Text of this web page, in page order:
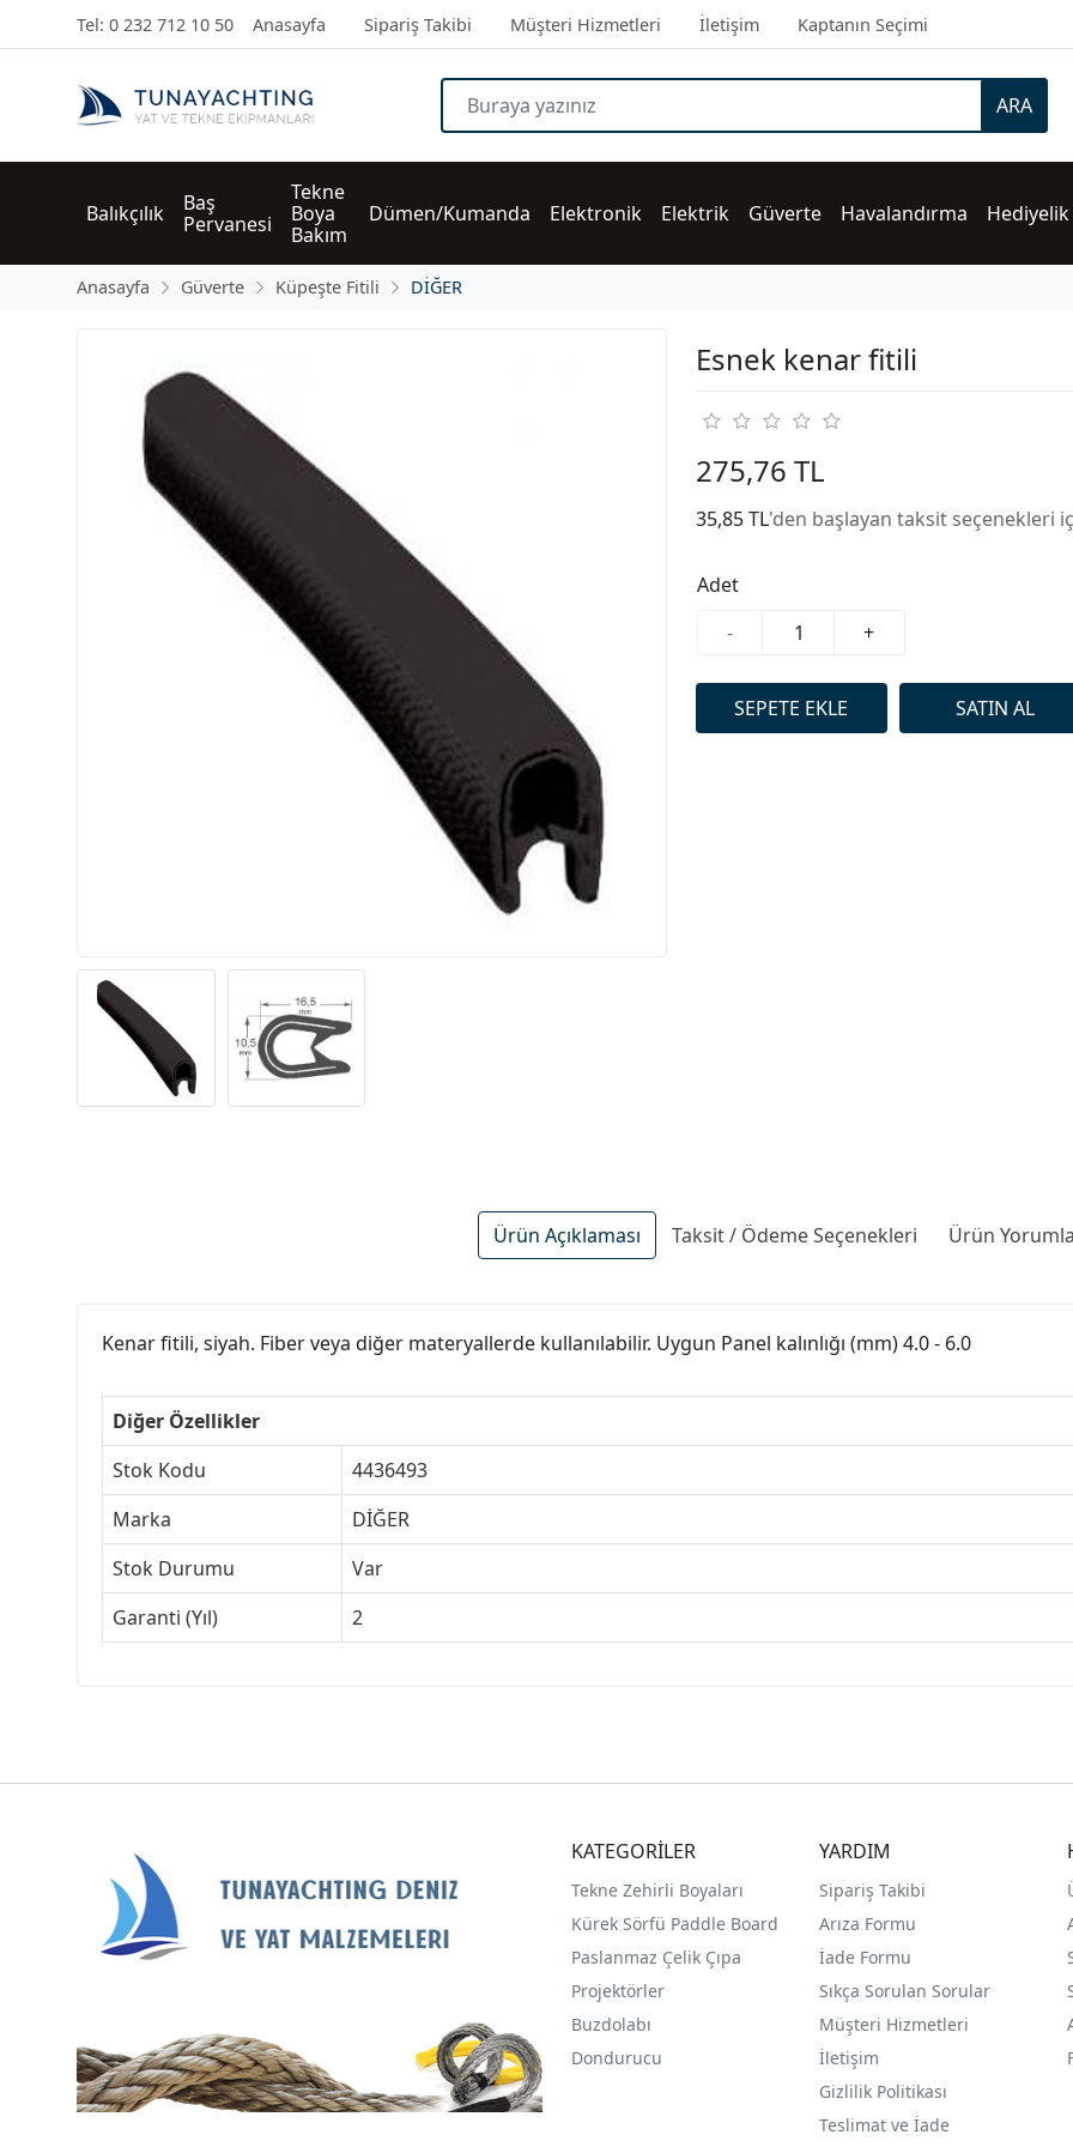
Tel: 0 232 712 10 50 Anasayfa Sipariş Takibi Müşteri Hizmetleri İletişim Kaptanın Seçimi
ARA
Balıkçılık
Baş
Pervanesi
Tekne
Boya
Bakım
Dümen/Kumanda Elektronik Elektrik Güverte Havalandırma Hediyelik
Anasayfa Güverte Küpeşte Fitili DİĞER
Esnek kenar fitili
275,76 TL
35,85 TL'den başlayan taksit seçenekleri
Adet
-
+
Ürün Açıklaması Taksit / Ödeme Seçenekleri Ürün
Kenar fitili, siyah. Fiber veya diğer materyallerde kullanılabilir. Uygun Panel kalınlığı (mm) 4.0 - 6.0
Diğer Özellikler
Stok Kodu
4436493
Marka
DİĞER
Stok Durumu
Var
Garanti (Yıl)
2
KATEGORİLER
Tekne Zehirli Boyaları
Kürek Sörfü Paddle Board
Paslanmaz Çelik Çıpa
Projektörler
Buzdolabı
Dondurucu
YARDIM
Sipariş Takibi
Arıza Formu
İade Formu
Sıkça Sorulan Sorular
Müşteri Hizmetleri
İletişim
Gizlilik Politikası
Teslimat ve İade